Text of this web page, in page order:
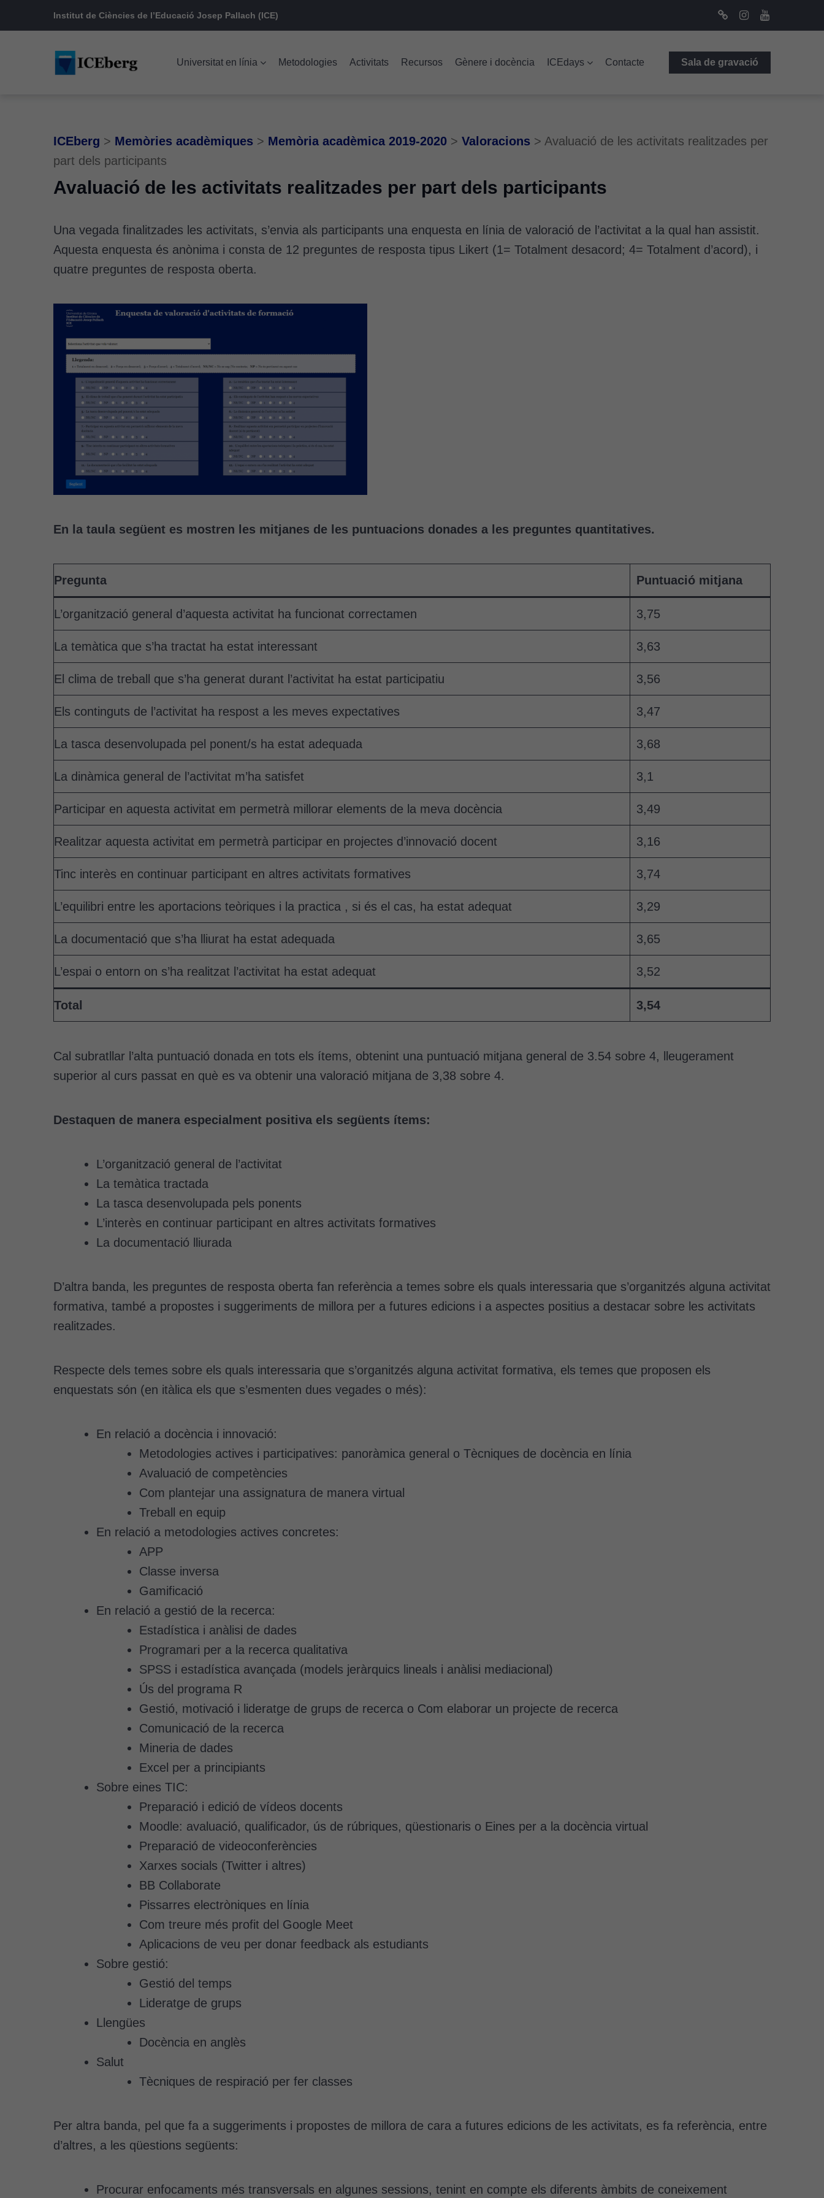
to
navigation
to
to
Institut de Ciències de l’Educació Josep Pallach (ICE)
Universitat en línia Metodologies Activitats Recursos Gènere i docència ICEdays Contacte Sala de gravació
ICEberg > Memòries acadèmiques > Memòria acadèmica 2019-2020 > Valoracions > Avaluació de les activitats realitzades per
part dels participants
Avaluació de les activitats realitzades per part dels participants
Una vegada finalitzades les activitats, s’envia als participants una enquesta en línia de valoració de l’activitat a la qual han assistit.
Aquesta enquesta és anònima i consta de 12 preguntes de resposta tipus Likert (1= Totalment desacord; 4= Totalment d’acord), i
quatre preguntes de resposta oberta.
En la taula següent es mostren les mitjanes de les puntuacions donades a les preguntes quantitatives.
Pregunta Puntuació mitjana
L’organització general d’aquesta activitat ha funcionat correctamen 3,75
La temàtica que s’ha tractat ha estat interessant 3,63
El clima de treball que s’ha generat durant l’activitat ha estat participatiu 3,56
Els continguts de l’activitat ha respost a les meves expectatives 3,47
La tasca desenvolupada pel ponent/s ha estat adequada 3,68
La dinàmica general de l’activitat m’ha satisfet 3,1
Participar en aquesta activitat em permetrà millorar elements de la meva docència 3,49
Realitzar aquesta activitat em permetrà participar en projectes d’innovació docent 3,16
Tinc interès en continuar participant en altres activitats formatives 3,74
L’equilibri entre les aportacions teòriques i la practica , si és el cas, ha estat adequat 3,29
La documentació que s’ha lliurat ha estat adequada 3,65
L’espai o entorn on s’ha realitzat l’activitat ha estat adequat 3,52
Total 3,54
Cal subratllar l’alta puntuació donada en tots els ítems, obtenint una puntuació mitjana general de 3.54 sobre 4, lleugerament
superior al curs passat en què es va obtenir una valoració mitjana de 3,38 sobre 4.
Destaquen de manera especialment positiva els següents ítems:
L’organització general de l’activitat
La temàtica tractada
La tasca desenvolupada pels ponents
L’interès en continuar participant en altres activitats formatives
La documentació lliurada
D’altra banda, les preguntes de resposta oberta fan referència a temes sobre els quals interessaria que s’organitzés alguna activitat
formativa, també a propostes i suggeriments de millora per a futures edicions i a aspectes positius a destacar sobre les activitats
realitzades.
Respecte dels temes sobre els quals interessaria que s’organitzés alguna activitat formativa, els temes que proposen els
enquestats són (en itàlica els que s’esmenten dues vegades o més):
En relació a docència i innovació:
Metodologies actives i participatives: panoràmica general o Tècniques de docència en línia
Avaluació de competències
Com plantejar una assignatura de manera virtual
Treball en equip
En relació a metodologies actives concretes:
APP
Classe inversa
Gamificació
En relació a gestió de la recerca:
Estadística i anàlisi de dades
Programari per a la recerca qualitativa
SPSS i estadística avançada (models jeràrquics lineals i anàlisi mediacional)
Ús del programa R
Gestió, motivació i lideratge de grups de recerca o Com elaborar un projecte de recerca
Comunicació de la recerca
Mineria de dades
Excel per a principiants
Sobre eines TIC:
Preparació i edició de vídeos docents
Moodle: avaluació, qualificador, ús de rúbriques, qüestionaris o Eines per a la docència virtual
Preparació de videoconferències
Xarxes socials (Twitter i altres)
BB Collaborate
Pissarres electròniques en línia
Com treure més profit del Google Meet
Aplicacions de veu per donar feedback als estudiants
Sobre gestió:
Gestió del temps
Lideratge de grups
Llengües
Docència en anglès
Salut
Tècniques de respiració per fer classes
Per altra banda, pel que fa a suggeriments i propostes de millora de cara a futures edicions de les activitats, es fa referència, entre
d’altres, a les qüestions següents:
Procurar enfocaments més transversals en algunes sessions, tenint en compte els diferents àmbits de coneixement
necessàries
lloc web
Cookies